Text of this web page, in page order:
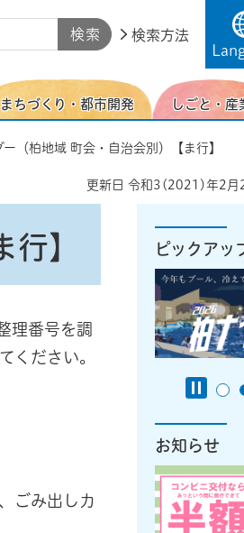
検索方法
まちづくり・都市開発 しごと・産
（柏地域 町会・自治会別）【ま行】
更新日 令和3(2021)年2月
】
理番号を調
ください。
ごみ出しカ
ピックアッ
お知らせ